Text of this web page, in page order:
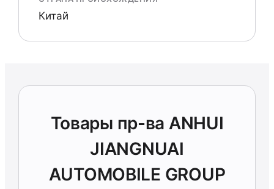
Китай
Товары пр-ва ANHUI
JIANGNUAI
AUTOMOBILE GROUP